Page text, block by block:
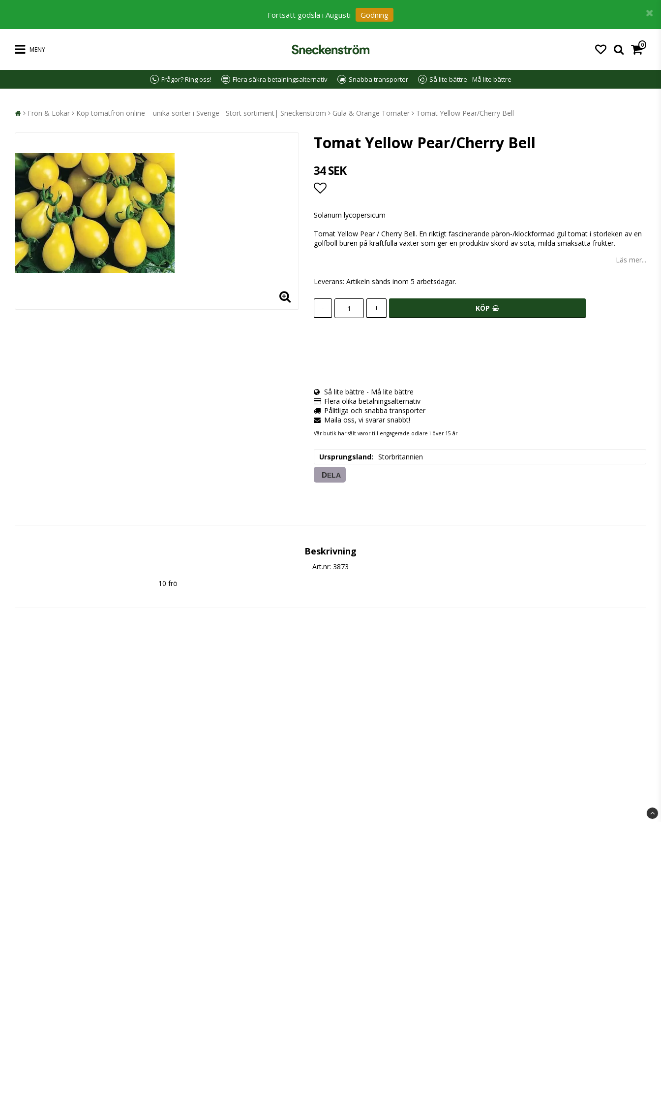
Fortsätt gödsla i Augusti Gödning
MENY
0
Frågor? Ring oss! Flera säkra betalningsalternativ Snabba transporter Så lite bättre - Må lite bättre
Frön & Lökar Köp tomatfrön online – unika sorter i Sverige - Stort sortiment| Sneckenström Gula & Orange Tomater Tomat Yellow Pear/Cherry Bell
Tomat Yellow Pear/Cherry Bell
34 SEK
Lägg till i favoritlistan
Solanum lycopersicum
Tomat Yellow Pear / Cherry Bell. En riktigt fascinerande päron-/klockformad gul tomat i storleken av en
golfboll buren på kraftfulla växter som ger en produktiv skörd av söta, milda smaksatta frukter.
Läs mer...
Leverans: Artikeln sänds inom 5 arbetsdagar.
- + KÖP
Så lite bättre - Må lite bättre
Flera olika betalningsalternativ
Pålitliga och snabba transporter
Maila oss, vi svarar snabbt!
Vår butik har sålt varor till engagerade odlare i över 15 år
Ursprungsland Storbritannien
DELA
Beskrivning
Art.nr: 3873
10 frö